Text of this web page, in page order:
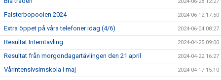
Falsterbopoolen 2024 2024-06-12 17:50
Extra öppet på våra telefoner idag (4/6) 2024-06-04 08:27
Resultat Interntävling 2024-04-25 09:00
Resultat från morgondagartävlingen den 21 april 2024-04-22 16:27
Vårintensivsimskola i maj 2024-04-17 15:10